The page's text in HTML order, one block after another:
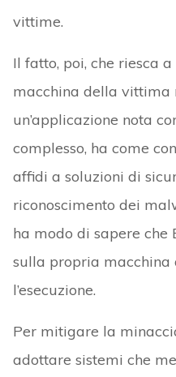
vittime.
Il fatto, poi, che riesca
macchina della vittima
un’applicazione nota
complesso, ha come
affidi a soluzioni di
riconoscimento dei
ha modo di sapere che
sulla propria macchina
l’esecuzione.
Per mitigare la
adottare sistemi che